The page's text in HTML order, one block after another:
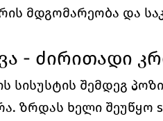
მდგომარეობა და
- ძირითადი
სისუსტის შემდეგ
ზრდას ხელი შეუწყო